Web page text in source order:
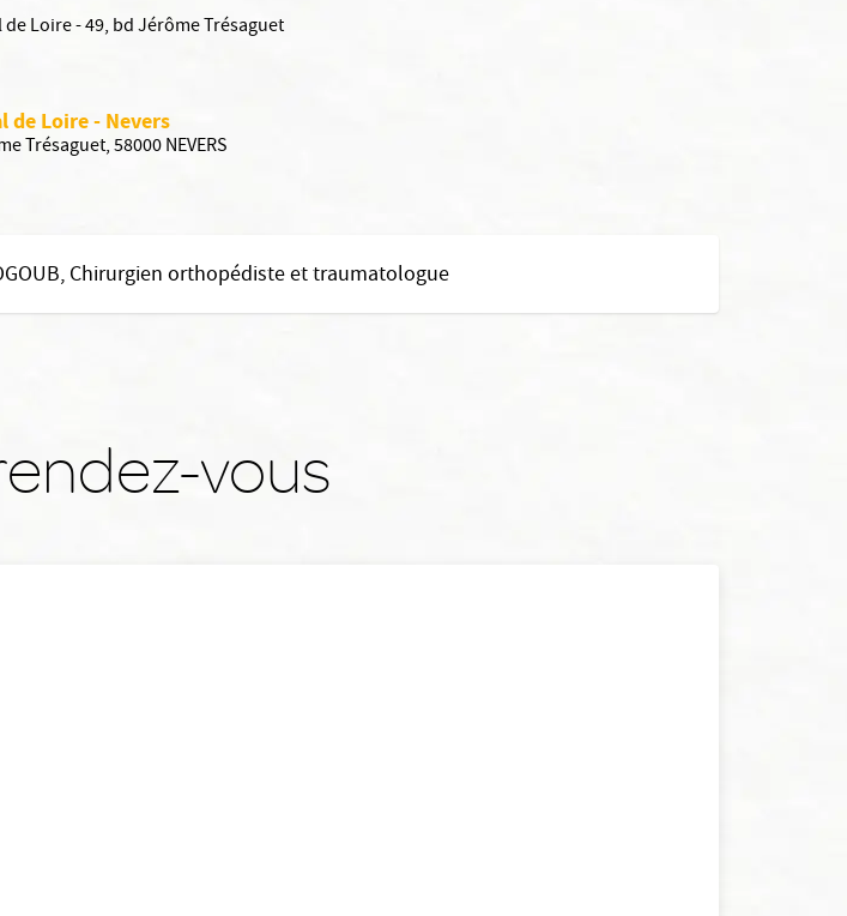
Loire - 49, bd Jérôme Trésaguet
de Loire - Nevers
Trésaguet, 58000 NEVERS
Chirurgien orthopédiste et traumatologue
vous